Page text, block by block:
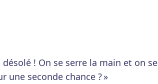
désolé ! On se serre la main et on se
une seconde chance ? »